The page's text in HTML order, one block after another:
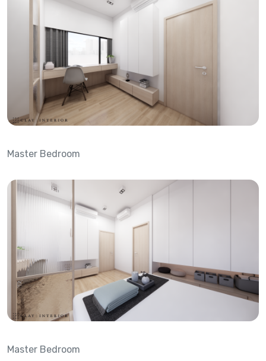
Master Bedroom
Master Bedroom